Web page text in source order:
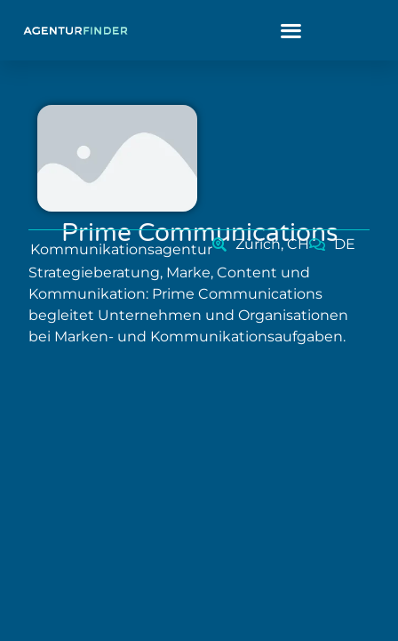
Prime Communications
Kommunikationsagentur Zürich, CH
DE
Strategieberatung, Marke, Content und
Kommunikation: Prime Communications
begleitet Unternehmen und Organisationen
bei Marken- und Kommunikationsaufgaben.